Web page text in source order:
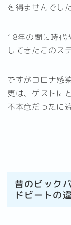
を得ませんでした
18年の間に時代
してきたこのス
ですがコロナ感
更は、ゲストに
不本意だったに
昔のビック
ドビートの